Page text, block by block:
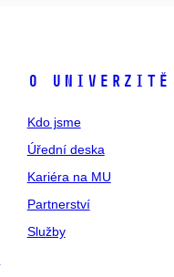
O univerzitě
Kdo jsme
Úřední deska
Kariéra na MU
Partnerství
Služby